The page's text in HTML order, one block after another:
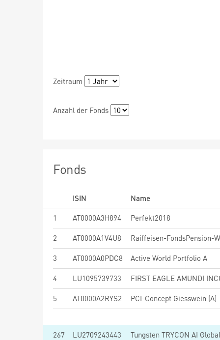
Zeitraum
Anzahl der Fonds
Fonds
ISIN
Name
1
AT0000A3H894 Perfekt2018
2 AT0000A1V4U8 Raiffeisen-FondsPension-
3 AT0000A0PDC8 Active World Portfolio A
4 LU1095739733 FIRST EAGLE AMUNDI
5 AT0000A2RYS2 PCI-Concept Giesswein (A)
267 LU2709243443 Tungsten TRYCON AI